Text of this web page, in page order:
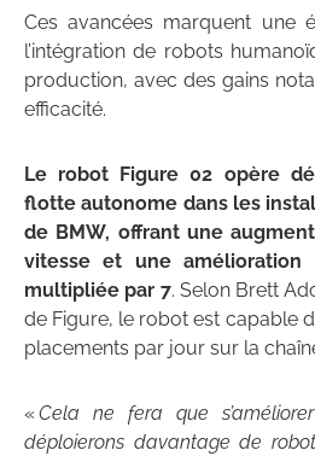
Ces avancées marquent une
l’intégration de robots
production, avec des gains
efficacité.
Le robot Figure 02 opère
flotte autonome dans les
de BMW, offrant une
vitesse et une
multipliée par 7. Selon Brett
de Figure, le robot est capable
placements par jour sur la
«Cela ne fera que
déploierons davantage de